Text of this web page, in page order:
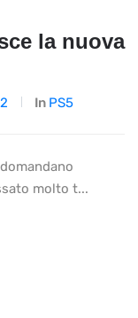
la nuova
In PS5
molto t...